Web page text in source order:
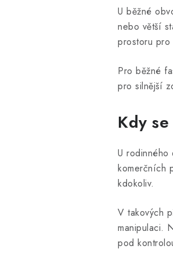
U běžné
nebo větší
prostoru
Pro běžné
pro silnější
Kdy
U rodinného
komerčních
kdokoliv.
V takových
manipulaci.
pod